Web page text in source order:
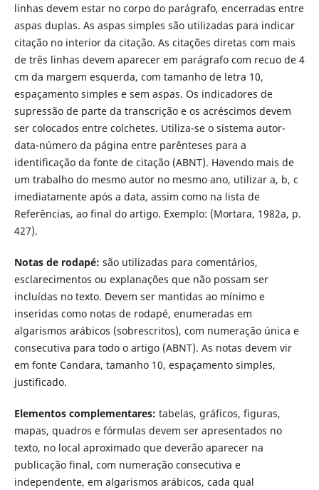
linhas devem estar no corpo do parágrafo, encerradas entre
aspas duplas. As aspas simples são utilizadas para indicar
citação no interior da citação. As citações diretas com mais
de três linhas devem aparecer em parágrafo com recuo de 4
cm da margem esquerda, com tamanho de letra 10,
espaçamento simples e sem aspas. Os indicadores de
supressão de parte da transcrição e os acréscimos devem
ser colocados entre colchetes. Utiliza-se o sistema autor-
data-número da página entre parênteses para a
identificação da fonte de citação (ABNT). Havendo mais de
um trabalho do mesmo autor no mesmo ano, utilizar a, b, c
imediatamente após a data, assim como na lista de
Referências, ao final do artigo. Exemplo: (Mortara, 1982a, p.
427).
Notas de rodapé: são utilizadas para comentários,
esclarecimentos ou explanações que não possam ser
incluídas no texto. Devem ser mantidas ao mínimo e
inseridas como notas de rodapé, enumeradas em
algarismos arábicos (sobrescritos), com numeração única e
consecutiva para todo o artigo (ABNT). As notas devem vir
em fonte Candara, tamanho 10, espaçamento simples,
justificado.
Elementos complementares: tabelas, gráficos, figuras,
mapas, quadros e fórmulas devem ser apresentados no
texto, no local aproximado que deverão aparecer na
publicação final, com numeração consecutiva e
independente, em algarismos arábicos, cada qual